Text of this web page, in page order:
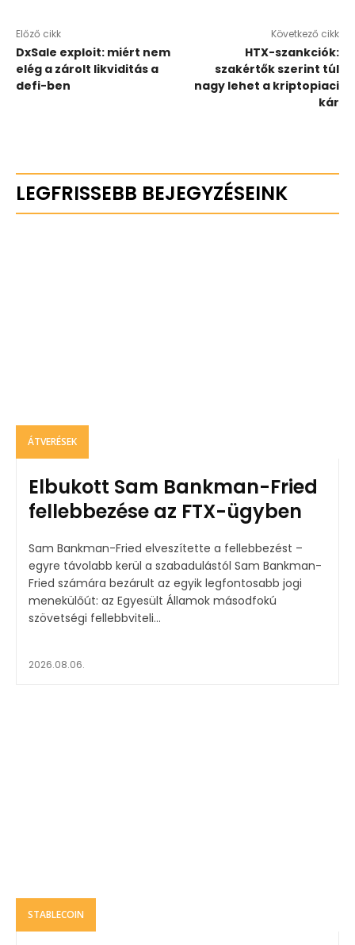
Előző cikk
DxSale exploit: miért nem
elég a zárolt likviditás a
defi-ben
Következő cikk
HTX-szankciók:
szakértők szerint túl
nagy lehet a kriptopiaci
kár
LEGFRISSEBB BEJEGYZÉSEINK
ÁTVERÉSEK
Elbukott Sam Bankman-Fried
fellebbezése az FTX-ügyben
Sam Bankman-Fried elveszítette a fellebbezést –
egyre távolabb kerül a szabadulástól Sam Bankman-
Fried számára bezárult az egyik legfontosabb jogi
menekülőút: az Egyesült Államok másodfokú
szövetségi fellebbviteli...
2026.08.06.
STABLECOIN